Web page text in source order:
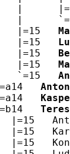
Zofia
|=15
|=15
|=15
|=15
`=15